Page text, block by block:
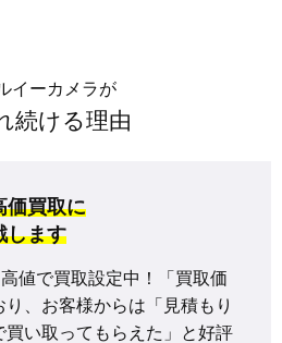
イーカメラが
続ける理由
価買取に
します
値で買取設定中！「買取価
、お客様からは「見積もり
買い取ってもらえた」と好評